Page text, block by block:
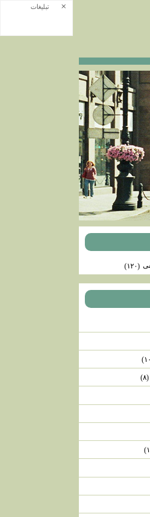
(۱۲۰)
(۸)
تبلیغات ×